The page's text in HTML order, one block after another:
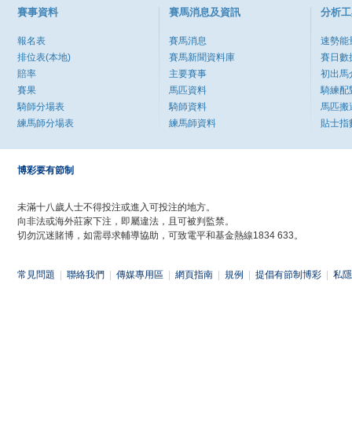
賽事資料
報名表
排位表(本地)
賠率
賽果
騎師分場表
練馬師分場表
賽馬消息及資訊
賽馬消息
賽馬新聞資料庫
主要賽事
馬匹資料
騎師資料
練馬師資料
分析
速勢能
賽日數
初出馬
騎練配
馬匹搬
貼士指
博彩要有節制
未滿十八歲人士不得投注或進入可投注的地方。
向非法或海外莊家下注，即屬違法，且可被判監禁。
切勿沉迷賭博，如需尋求輔導協助，可致電平和基金熱線1834 633。
常見問題 聯絡我們 傳媒專用區 網頁指南 規例 提倡有節制博彩 私